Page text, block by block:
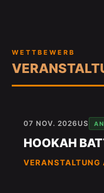
WETTBEWERB
07 NOV. 2026 US
HOOKAH
VERANSTALTUNG